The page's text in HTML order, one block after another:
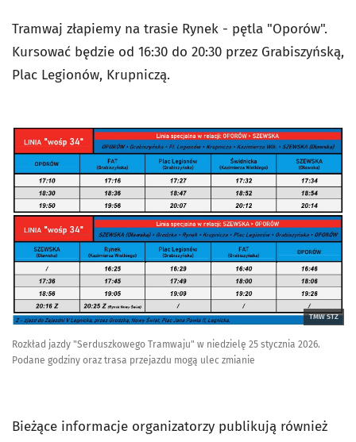
Tramwaj złapiemy na trasie Rynek - pętla "Oporów".
Kursować będzie od 16:30 do 20:30 przez Grabiszyńską,
Plac Legionów, Krupniczą.
TMW STZ
Rozkład jazdy "Serduszkowego Tramwaju" w niedzielę 25 stycznia 2026.
Podane godziny oraz trasa przejazdu mogą ulec zmianie
Bieżące informacje organizatorzy publikują również